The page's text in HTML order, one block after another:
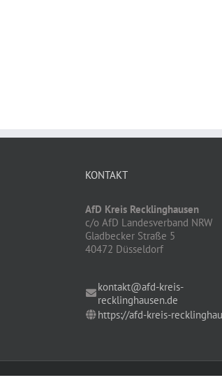
KONTAKT
AfD Kreis Recklinghausen
c/o AfD Landesverband NRW
Gladbecker Straße 5
40472 Düsseldorf
kontakt@afd-kreis-
recklinghausen.de
https://afd-kreis-